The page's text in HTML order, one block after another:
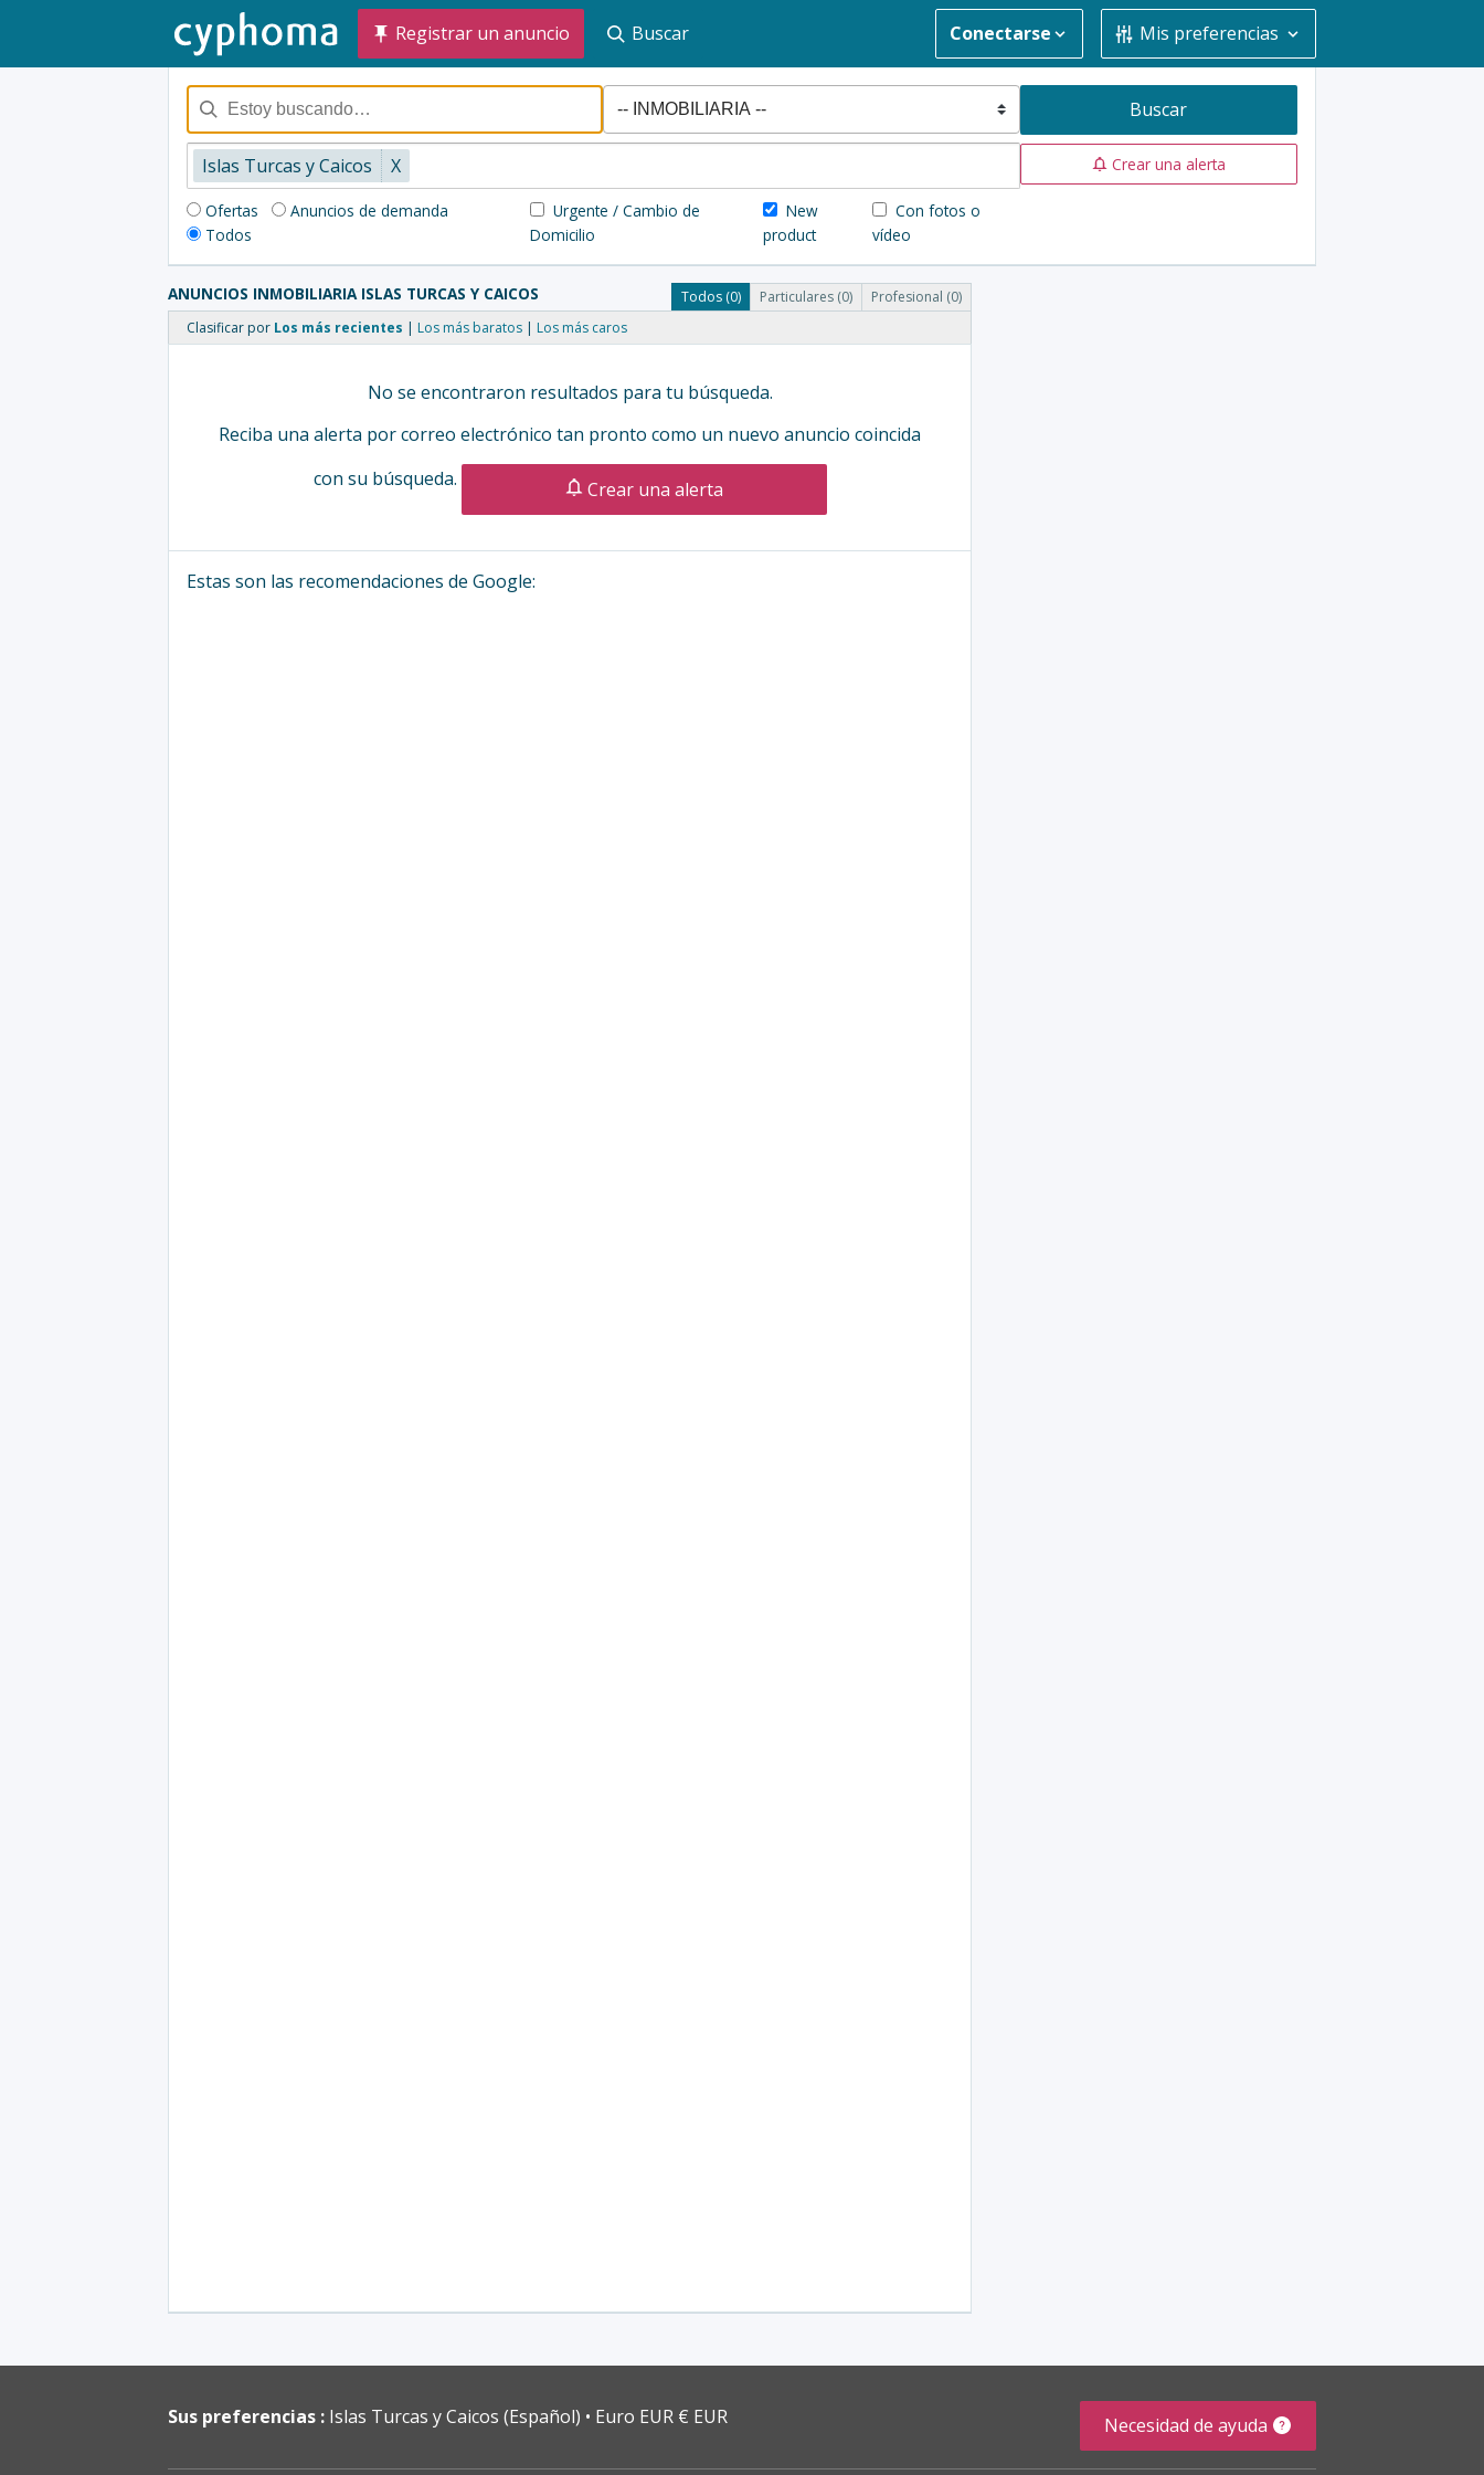
Registrar un anuncio Buscar Conectarse Mis preferencias
Islas Turcas y Caicos X
Ofertas
Anuncios de demanda
Todos
Urgente / Cambio de
Domicilio
New
product
Con fotos o
vídeo
Buscar
Crear una alerta
ANUNCIOS INMOBILIARIA ISLAS TURCAS Y CAICOS Todos (0) Particulares (0)
Profesional (0)
Clasificar por Los más recientes Los más baratos Los más caros
No se encontraron resultados para tu búsqueda.
Reciba una alerta por correo electrónico tan pronto como un nuevo anuncio coincida
con su búsqueda.
Crear una alerta
Estas son las recomendaciones de Google:
Sus preferencias : Islas Turcas y Caicos (Español) Euro EUR € EUR Necesidad de ayuda